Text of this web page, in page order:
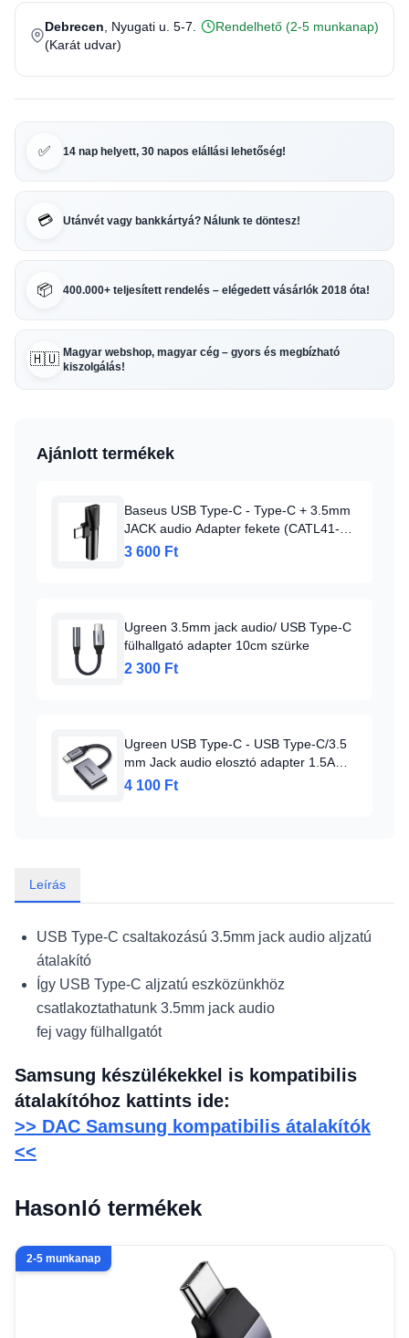
Debrecen , Nyugati u. 5-7.
(Karát udvar)
Rendelhető (2-5 munkanap)
✅ 14 nap helyett, 30 napos elállási lehetőség!
💳 Utánvét vagy bankkártyá? Nálunk te döntesz!
📦 400.000+ teljesített rendelés – elégedett vásárlók 2018 óta!
🇭🇺 Magyar webshop, magyar cég – gyors és megbízható
kiszolgálás!
Ajánlott termékek
Baseus USB Type-C - Type-C + 3.5mm
JACK audio Adapter fekete (CATL41-
01)
3 600 Ft
Ugreen 3.5mm jack audio/ USB Type-C
fülhallgató adapter 10cm szürke
2 300 Ft
Ugreen USB Type-C - USB Type-C/3.5
mm Jack audio elosztó adapter 1.5A
szürke
4 100 Ft
Leírás
USB Type-C csaltakozású 3.5mm jack audio aljzatú
átalakító
Így USB Type-C aljzatú eszközünkhöz
csatlakoztathatunk 3.5mm jack audio
fej vagy fülhallgatót
Samsung készülékekkel is kompatibilis
átalakítóhoz kattints ide:
>> DAC Samsung kompatibilis átalakítók
<<
Hasonló termékek
2-5 munkanap